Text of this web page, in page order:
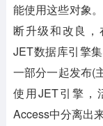
能使用这些对象
断升级和改良，
JET数据库引擎
一部分一起发布(
使用JET引擎，
Access中分离出